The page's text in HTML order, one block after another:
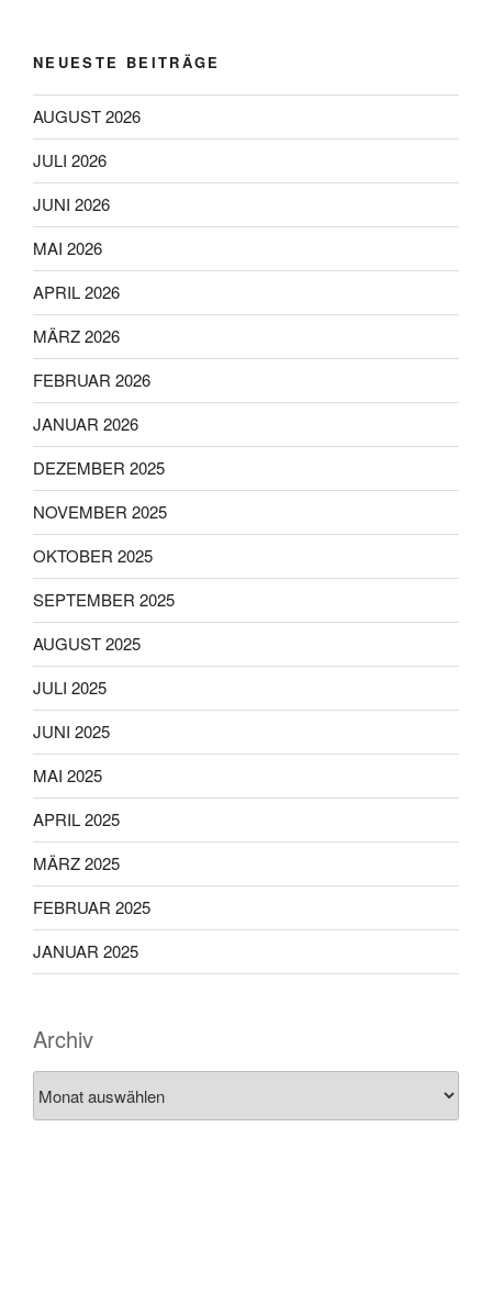
NEUESTE BEITRÄGE
AUGUST 2026
JULI 2026
JUNI 2026
MAI 2026
APRIL 2026
MÄRZ 2026
FEBRUAR 2026
JANUAR 2026
DEZEMBER 2025
NOVEMBER 2025
OKTOBER 2025
SEPTEMBER 2025
AUGUST 2025
JULI 2025
JUNI 2025
MAI 2025
APRIL 2025
MÄRZ 2025
FEBRUAR 2025
JANUAR 2025
Archiv